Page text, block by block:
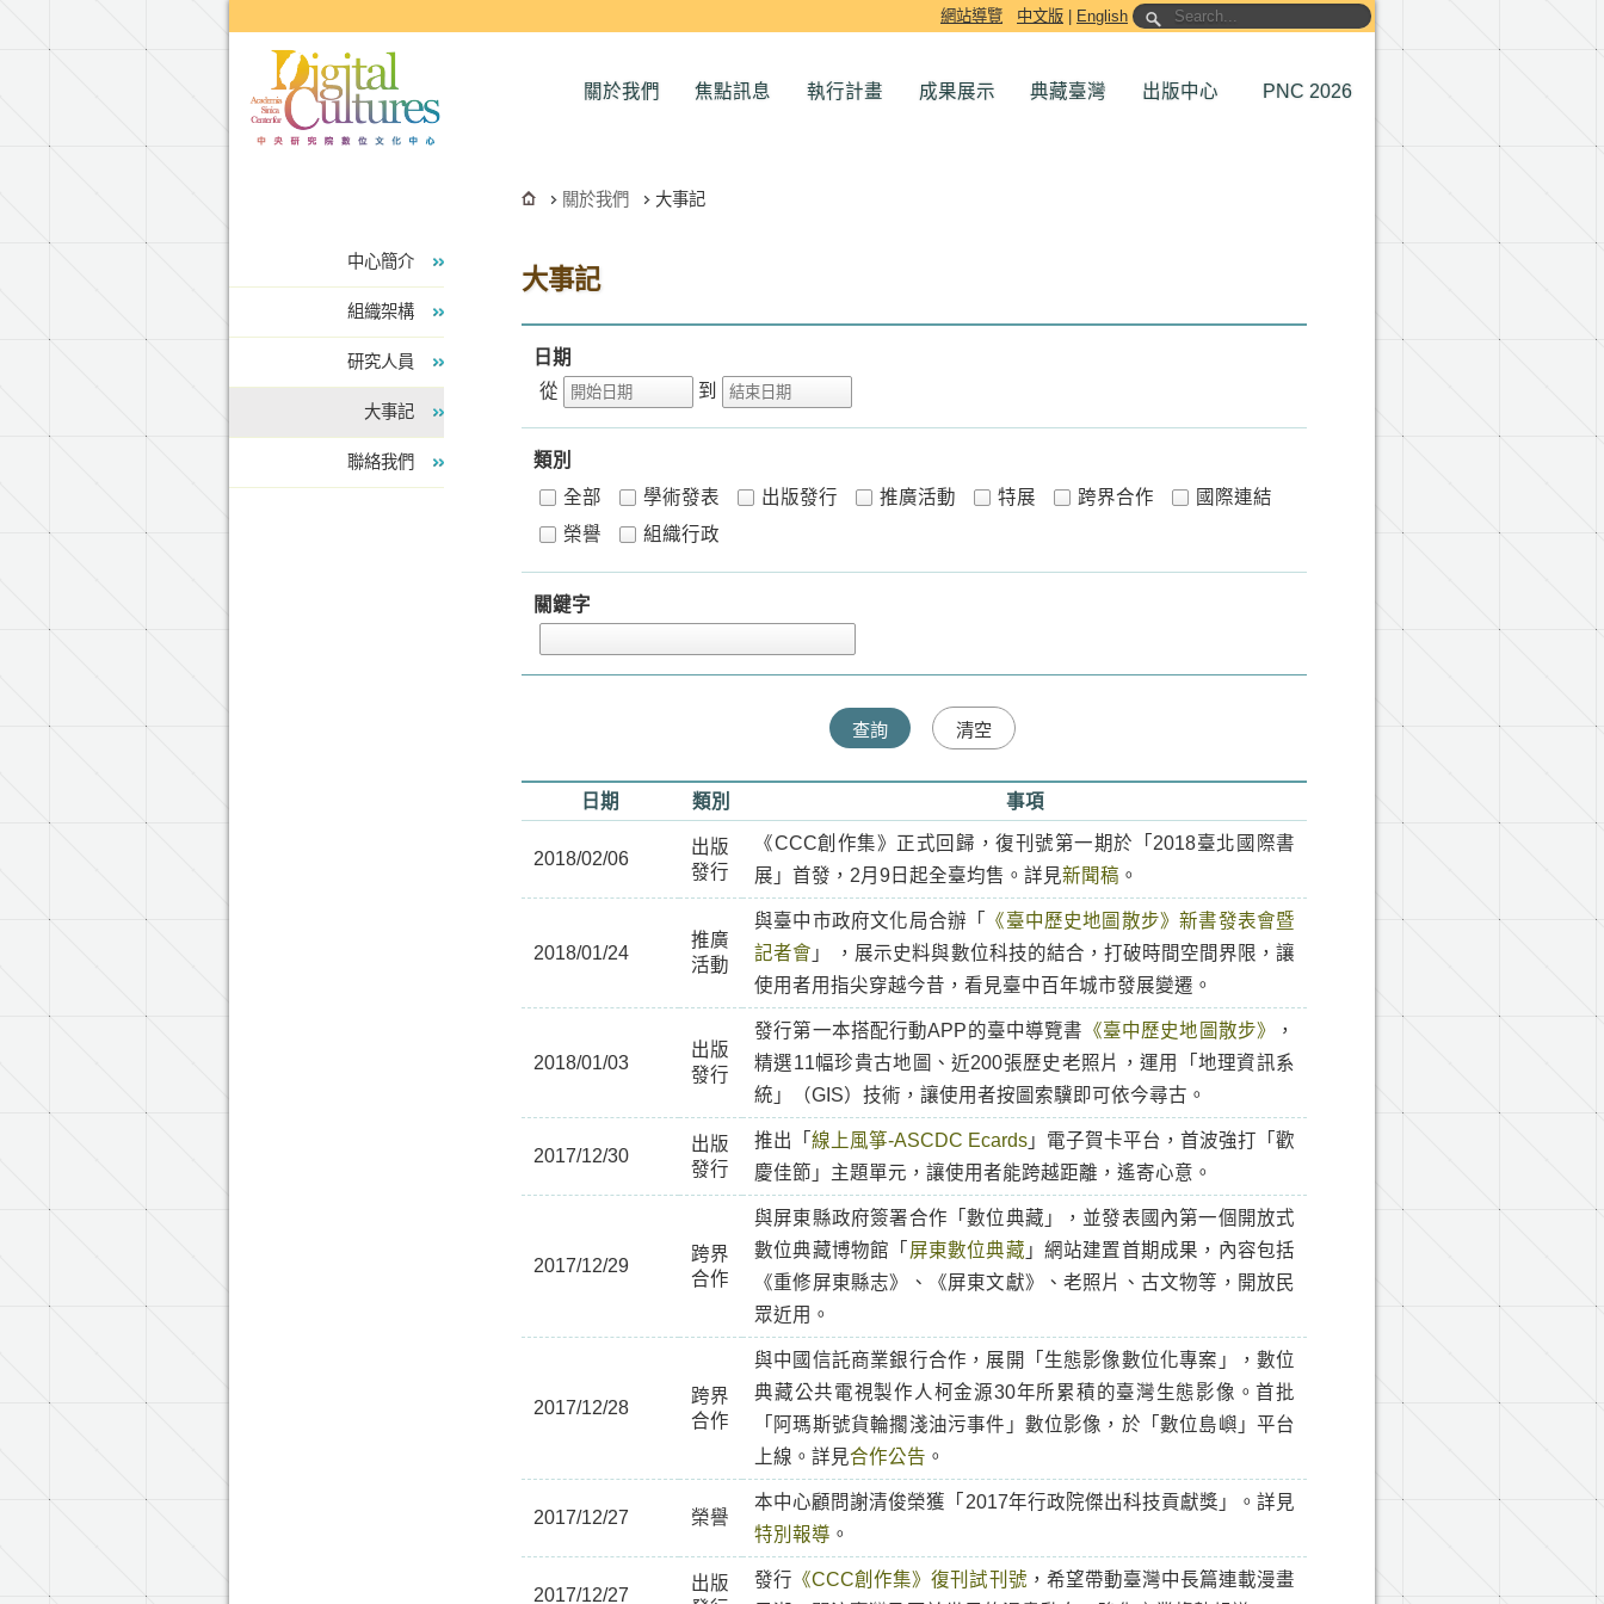
網站導覽 中文版 English
關於我們 焦點訊息 執行計畫 成果展示 典藏臺灣 出版中心 PNC 2026
中心簡介
組織架構
研究人員
大事記
聯絡我們
關於我們 大事記
大事記
日期
從
到
類別
全部
學術發表 出版發行 推廣活動 特展 跨界合作
國際連結
榮譽
組織行政
關鍵字
日期 類別 事項
2018/02/06
出版
發行
《CCC創作集》正式回歸，復刊號第一期於「2018臺北國際書
展」首發，2月9日起全臺均售。詳見新聞稿 。
2018/01/24
推廣
活動
與臺中市政府文化局合辦「
《臺中歷史地圖散步》新書發表會暨
記者會 」 ，展示史料與數位科技的結合，打破時間空間界限，讓
使用者用指尖穿越今昔，看見臺中百年城市發展變遷。
2018/01/03
出版
發行
發行第一本搭配行動APP的臺中導覽書 《臺中歷史地圖散步》
，
精選11幅珍貴古地圖、近200張歷史老照片，運用「地理資訊系
統」（GIS）技術，讓使用者按圖索驥即可依今尋古。
2017/12/30
出版
發行
推出「線上風箏-ASCDC Ecards 」電子賀卡平台，首波強打「歡
慶佳節」主題單元，讓使用者能跨越距離，遙寄心意。
2017/12/29
跨界
合作
與屏東縣政府簽署合作「數位典藏」，並發表國內第一個開放式
數位典藏博物館「 屏東數位典藏 」網站建置首期成果，內容包括
《重修屏東縣志》、《屏東文獻》、老照片、古文物等，開放民
眾近用。
2017/12/28
跨界
合作
與中國信託商業銀行合作，展開「生態影像數位化專案」，數位
典藏公共電視製作人柯金源30年所累積的臺灣生態影像。首批
「阿瑪斯號貨輪擱淺油污事件」數位影像，於「數位島嶼」平台
上線。詳見合作公告 。
2017/12/27 榮譽
本中心顧問謝清俊榮獲「2017年行政院傑出科技貢獻獎」。詳見
特別報導 。
2017/12/27
出版
發行 《CCC創作集》復刊試刊號 ，希望帶動臺灣中長篇連載漫畫